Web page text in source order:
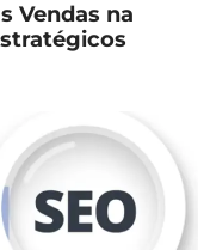
Vendas na